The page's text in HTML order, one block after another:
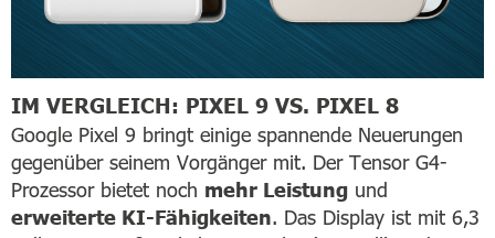
IM VERGLEICH: PIXEL 9 VS. PIXEL 8
Google Pixel 9 bringt einige spannende Neuerungen
gegenüber seinem Vorgänger mit. Der Tensor G4-
Prozessor bietet noch mehr Leistung und
erweiterte KI-Fähigkeiten. Das Display ist mit 6,3